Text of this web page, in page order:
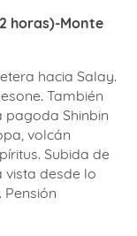
horas)-Monte
hacia Salay.
También
pagoda Shinbin
volcán
Subida de
desde lo